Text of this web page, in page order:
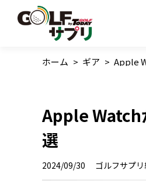
ホーム > ギア > Apple
Apple Watch
選
2024/09/30 ゴルフサプ